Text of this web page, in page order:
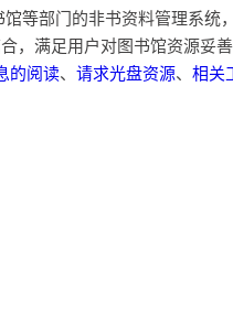
等部门的非书资料管理系统
，满足用户对图书馆资源妥
的阅读、 请求光盘资源、 相关